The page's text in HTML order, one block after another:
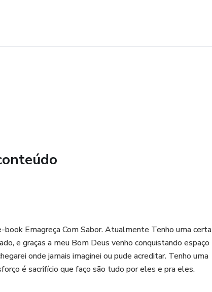
Emagreça Com Sabor. Atualmente Tenho uma certa
e graças a meu Bom Deus venho conquistando espaço
onde jamais imaginei ou pude acreditar. Tenho uma
é sacrifício que faço são tudo por eles e pra eles.